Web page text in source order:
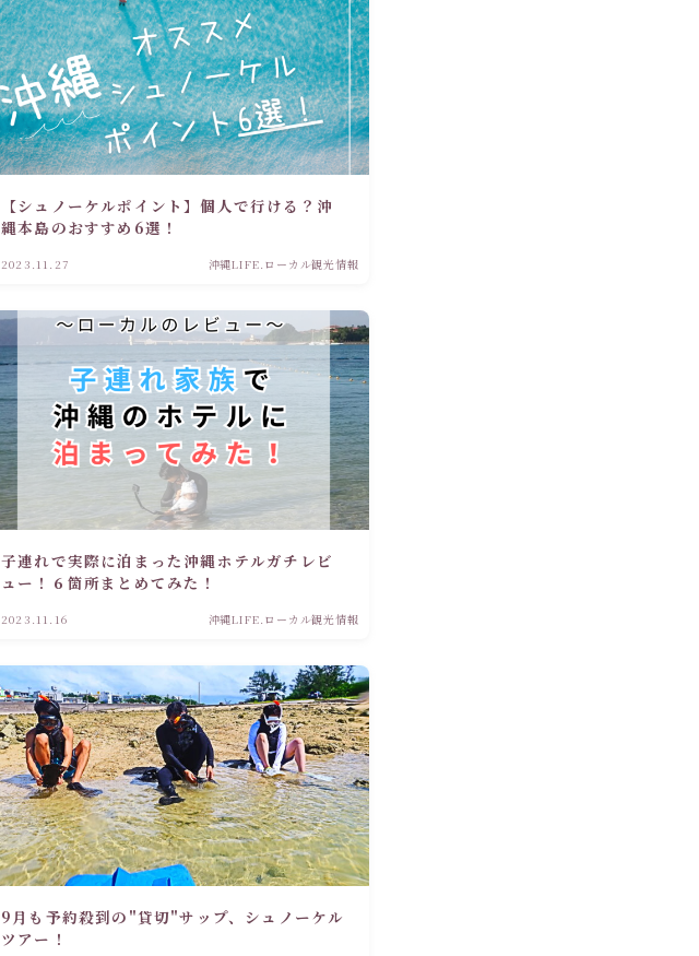
【シュノーケルポイント】個人で行ける？沖
縄本島のおすすめ6選！
2023.11.27 沖縄LIFE.ローカル観光情報
子連れで実際に泊まった沖縄ホテルガチレビ
ュー！６箇所まとめてみた！
2023.11.16 沖縄LIFE.ローカル観光情報
9月も予約殺到の"貸切"サップ、シュノーケル
ツアー！